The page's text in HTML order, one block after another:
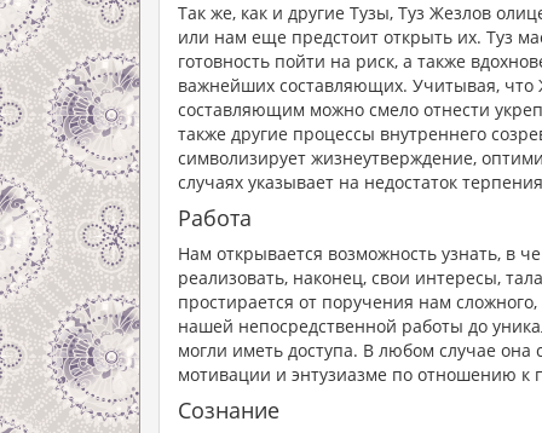
Так же, как и другие Тузы, Туз Жезлов
или нам еще предстоит открыть их. Туз
готовность пойти на риск, а также
важнейших составляющих. Учитывая, что
составляющим можно смело отнести
также другие процессы внутреннего
символизирует жизнеутверждение,
случаях указывает на недостаток
Работа
Нам открывается возможность узнать, в
реализовать, наконец, свои интересы,
простирается от поручения нам
нашей непосредственной работы до
могли иметь доступа. В любом случае
мотивации и энтузиазме по отношению к
Сознание